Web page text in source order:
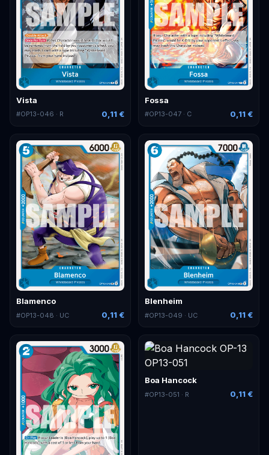
Vista
#OP13-046 · R 0,11 €
Fossa
#OP13-047 · C 0,11 €
Blamenco
#OP13-048 · UC 0,11 €
Blenheim
#OP13-049 · UC 0,11 €
Boa Hancock
#OP13-051 · R 0,11 €